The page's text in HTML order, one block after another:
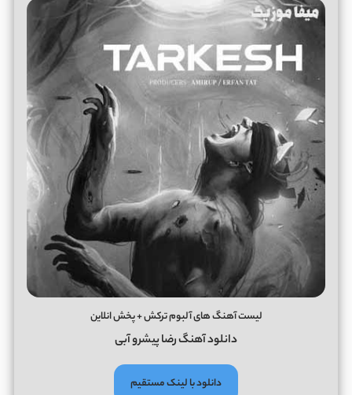
لیست آهنگ های آلبوم ترکش + پخش انلاین
دانلود آهنگ رضا پیشرو آبی
دانلود با لینک مستقیم